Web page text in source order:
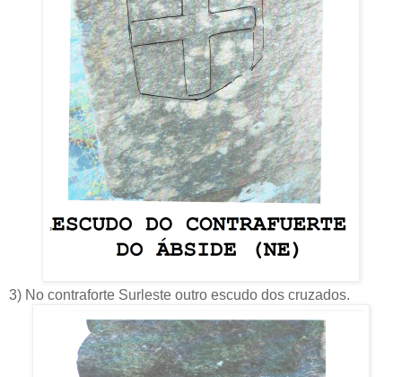
3) No contraforte Surleste outro escudo dos cruzados.